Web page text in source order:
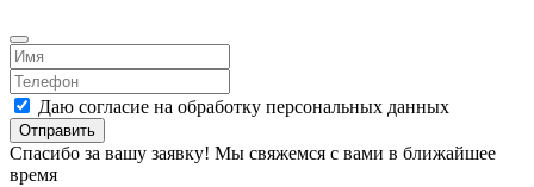
Даю согласие на обработку персональных данных
Отправить
Спасибо за вашу заявку! Мы свяжемся с вами в ближайшее
время